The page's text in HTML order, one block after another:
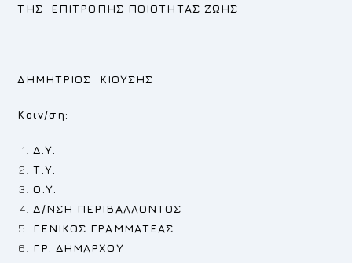
ΤΗΣ ΕΠΙΤΡΟΠΗΣ ΠΟΙΟΤΗΤΑΣ ΖΩΗΣ
ΔΗΜΗΤΡΙΟΣ ΚΙΟΥΣΗΣ
Κοιν/ση:
Δ.Υ.
Τ.Υ.
Ο.Υ.
Δ/ΝΣΗ ΠΕΡΙΒΑΛΛΟΝΤΟΣ
ΓΕΝΙΚΟΣ ΓΡΑΜΜΑΤΕΑΣ
ΓΡ. ΔΗΜΑΡΧΟΥ